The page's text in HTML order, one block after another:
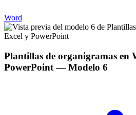
Word
Plantillas de organigramas en
PowerPoint— Modelo 6